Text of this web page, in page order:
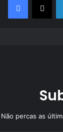
Não percas as